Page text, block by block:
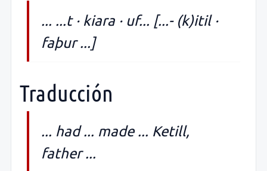
... ...t · kiara · uf... [...- (k)itil ·
faþur ...]
Traducción
... had ... made ... Ketill,
father ...